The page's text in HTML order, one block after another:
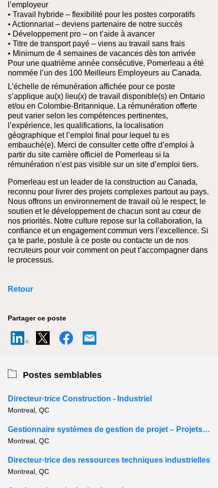
l’employeur
• Travail hybride – flexibilité pour les postes corporatifs
• Actionnariat – deviens partenaire de notre succès
• Développement pro – on t’aide à avancer
• Titre de transport payé – viens au travail sans frais
• Minimum de 4 semaines de vacances dès ton arrivée
Pour une quatrième année consécutive, Pomerleau a été
nommée l’un des 100 Meilleurs Employeurs au Canada.
L’échelle de rémunération affichée pour ce poste
s’applique au(x) lieu(x) de travail disponible(s) en Ontario
et/ou en Colombie‑Britannique. La rémunération offerte
peut varier selon les compétences pertinentes,
l’expérience, les qualifications, la localisation
géographique et l’emploi final pour lequel tu es
embauché(e). Merci de consulter cette offre d’emploi à
partir du site carrière officiel de Pomerleau si la
rémunération n’est pas visible sur un site d’emploi tiers.
Pomerleau est un leader de la construction au Canada,
reconnu pour livrer des projets complexes partout au pays.
Nous offrons un environnement de travail où le respect, le
soutien et le développement de chacun sont au cœur de
nos priorités. Notre culture repose sur la collaboration, la
confiance et un engagement commun vers l’excellence. Si
ça te parle, postule à ce poste ou contacte un de nos
recruteurs pour voir comment on peut t’accompagner dans
le processus.
Retour
Partager ce poste
Postes semblables
Directeur·trice Construction - Industriel
Montreal, QC
Gestionnaire systèmes de gestion de projet – Projets majeurs
Montreal, QC
Directeur·trice des ressources techniques industrielles
Montreal, QC